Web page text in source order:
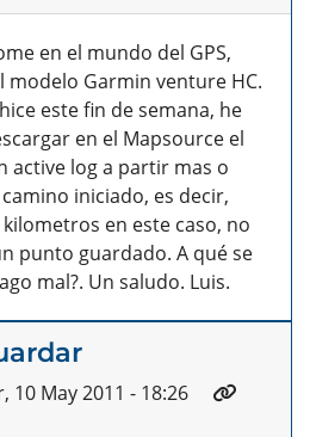
en el mundo del GPS,
modelo Garmin venture HC.
este fin de semana, he
en el Mapsource el
active log a partir mas o
iniciado, es decir,
en este caso, no
punto guardado. A qué se
mal?. Un saludo. Luis.
10 May 2011 - 18:26